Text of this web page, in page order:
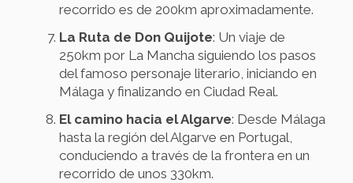
recorrido es de 200km aproximadamente.
La Ruta de Don Quijote: Un viaje de
250km por La Mancha siguiendo los pasos
del famoso personaje literario, iniciando en
Málaga y finalizando en Ciudad Real.
El camino hacia el Algarve: Desde Málaga
hasta la región del Algarve en Portugal,
conduciendo a través de la frontera en un
recorrido de unos 330km.